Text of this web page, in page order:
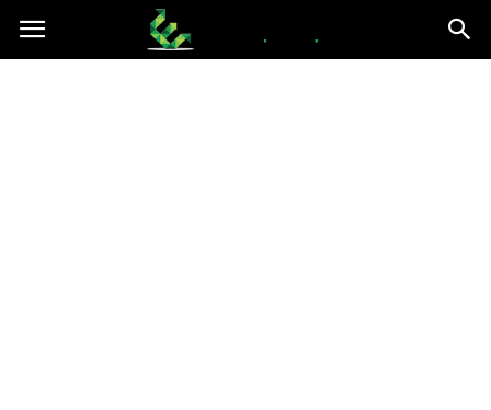
epce.org.pl